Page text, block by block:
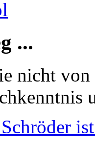
...
nicht